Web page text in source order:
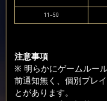
11~50
注意事項
※ 明らかにゲームルー
前通知無く、個別プレ
とがあります。